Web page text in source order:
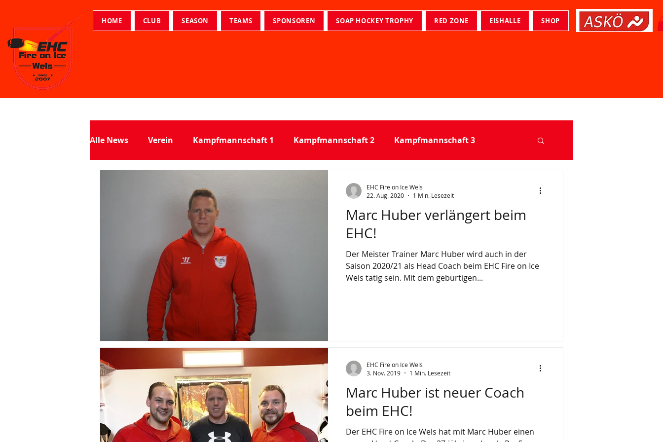
HOME CLUB SEASON TEAMS SPONSOREN SOAP HOCKEY TROPHY RED ZONE EISHALLE SHOP
Alle News Verein Kampfmannschaft 1 Kampfmannschaft 2 Kampfmannschaft 3
Marc Huber verlängert beim
EHC!
Der Meister Trainer Marc Huber wird auch in der
Saison 2020/21 als Head Coach beim EHC Fire on Ice
Wels tätig sein. Mit dem gebürtigen...
EHC Fire on Ice Wels
22. Aug. 2020
1 Min. Lesezeit
Marc Huber ist neuer Coach
beim EHC!
Der EHC Fire on Ice Wels hat mit Marc Huber einen
EHC Fire on Ice Wels
3. Nov. 2019
1 Min. Lesezeit